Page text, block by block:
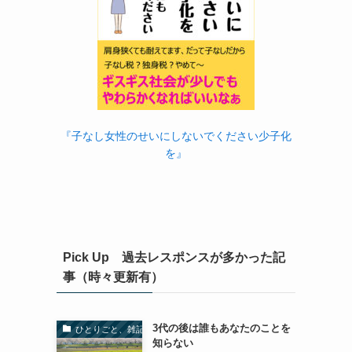
『子なし女性のせいにしないでください少子化
を』
Pick Up 過去レスポンスが多かった記
事（時々更新有）
ひとりごと、雑記
3代の後は誰もあなたのことを
知らない